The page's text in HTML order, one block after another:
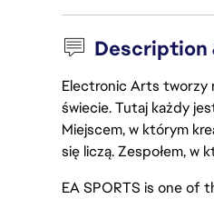
Description
Electronic Arts tworzy
świecie. Tutaj każdy
Miejscem, w którym
się liczą. Zespołem, w
EA SPORTS is one